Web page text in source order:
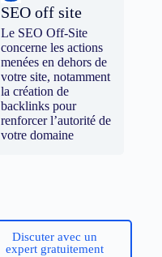
SEO off site
Le SEO Off-Site
concerne les actions
menées en dehors de
votre site, notamment
la création de
backlinks pour
renforcer l’autorité de
votre domaine
Discuter avec un
expert gratuitement